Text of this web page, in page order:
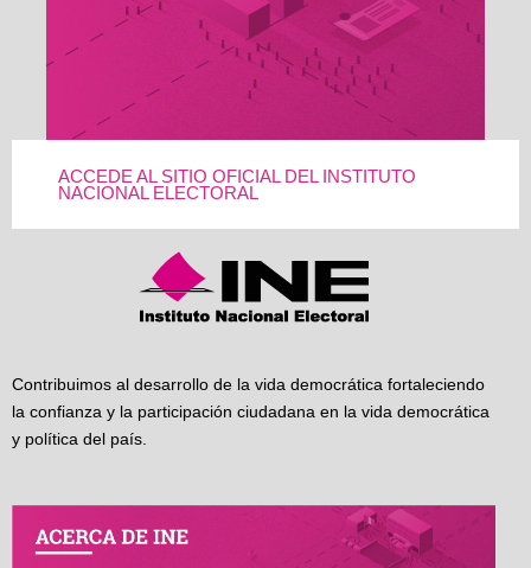
ACCEDE AL SITIO OFICIAL DEL INSTITUTO
NACIONAL ELECTORAL
Contribuimos al desarrollo de la vida democrática fortaleciendo
la confianza y la participación ciudadana en la vida democrática
y política del país.